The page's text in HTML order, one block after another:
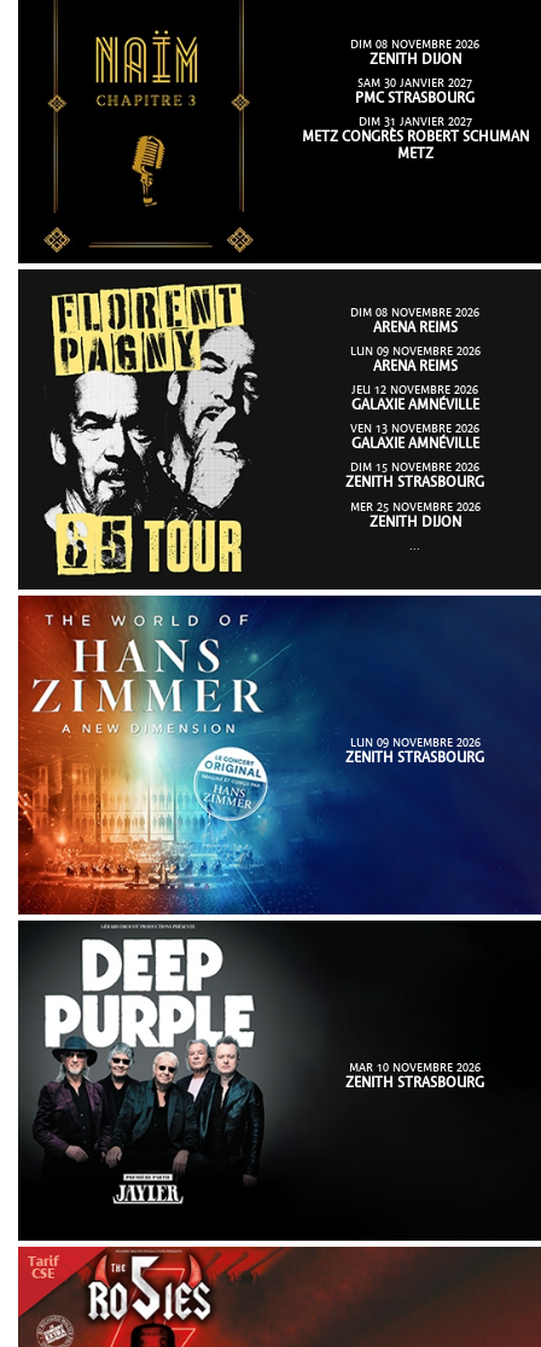
DIM 08 NOVEMBRE 2026
ZENITH DIJON
SAM 30 JANVIER 2027
PMC STRASBOURG
DIM 31 JANVIER 2027
METZ CONGRÈS ROBERT SCHUMAN
METZ
DIM 08 NOVEMBRE 2026
ARENA REIMS
LUN 09 NOVEMBRE 2026
ARENA REIMS
JEU 12 NOVEMBRE 2026
GALAXIE AMNÉVILLE
VEN 13 NOVEMBRE 2026
GALAXIE AMNÉVILLE
DIM 15 NOVEMBRE 2026
ZENITH STRASBOURG
MER 25 NOVEMBRE 2026
ZENITH DIJON
LUN 09 NOVEMBRE 2026
ZENITH STRASBOURG
MAR 10 NOVEMBRE 2026
ZENITH STRASBOURG